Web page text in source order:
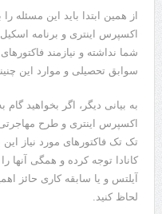
از همین ابتدا باید این مسئله
اکسپرس اینتری و برنامه اسکیل
شما نداشته و نیازمند
سوابق تحصیلی و موارد این
به بیانی دیگر، اگر بخواهید
اکسپرس اینتری و طرح مهاجرتی
تک تک فاکتورهای مورد نیاز این
کانادا توجه کرده و همگی آنها
آیلتس و یا سابقه کاری حائز
لحاظ کنید.